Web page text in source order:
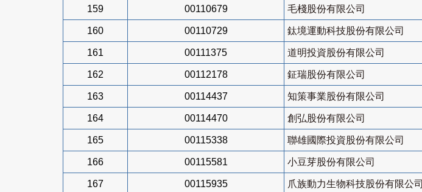
159 00110679 毛棧股份有限公司
160 00110729 鈦境運動科技股份有限公司
161 00111375 道明投資股份有限公司
162 00112178 鉦瑞股份有限公司
163 00114437 知策事業股份有限公司
164 00114470 創弘股份有限公司
165 00115338 聯雄國際投資股份有限公司
166 00115581 小豆芽股份有限公司
167 00115935 爪族動力生物科技股份有限公司